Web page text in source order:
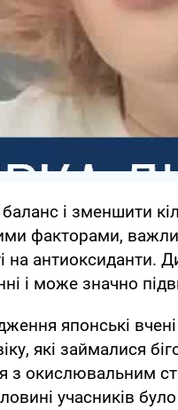
і зменшити
факторами,
на антиоксиданти.
і може значно
японські
які займалися
з окислювальним
учасників